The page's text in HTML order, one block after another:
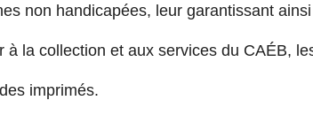
non handicapées, leur garantissant
la collection et aux services du CAÉB,
imprimés.